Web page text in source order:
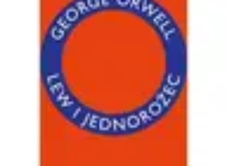
Zakupy Na Topie
Porady ZakupowePorady zakupowePromocjeTrendy i
Zakupy Na Topie